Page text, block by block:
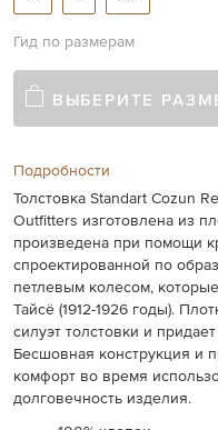
Гид по размерам
ВЫБЕРИТЕ
Подробности
Толстовка Standart Cozun
Outfitters изготовлена из
произведена при помощи
спроектированной по
петлевым колесом,
Тайсё (1912-1926 годы).
силуэт толстовки и
Бесшовная конструкция и
комфорт во время
долговечность изделия.